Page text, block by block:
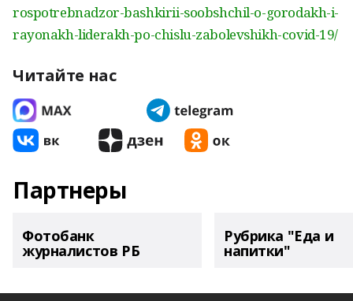
rospotrebnadzor-bashkirii-soobshchil-o-gorodakh-i-
rayonakh-liderakh-po-chislu-zabolevshikh-covid-19/
Читайте нас
Партнеры
Фотобанк
журналистов РБ
Рубрика "Еда и
напитки"